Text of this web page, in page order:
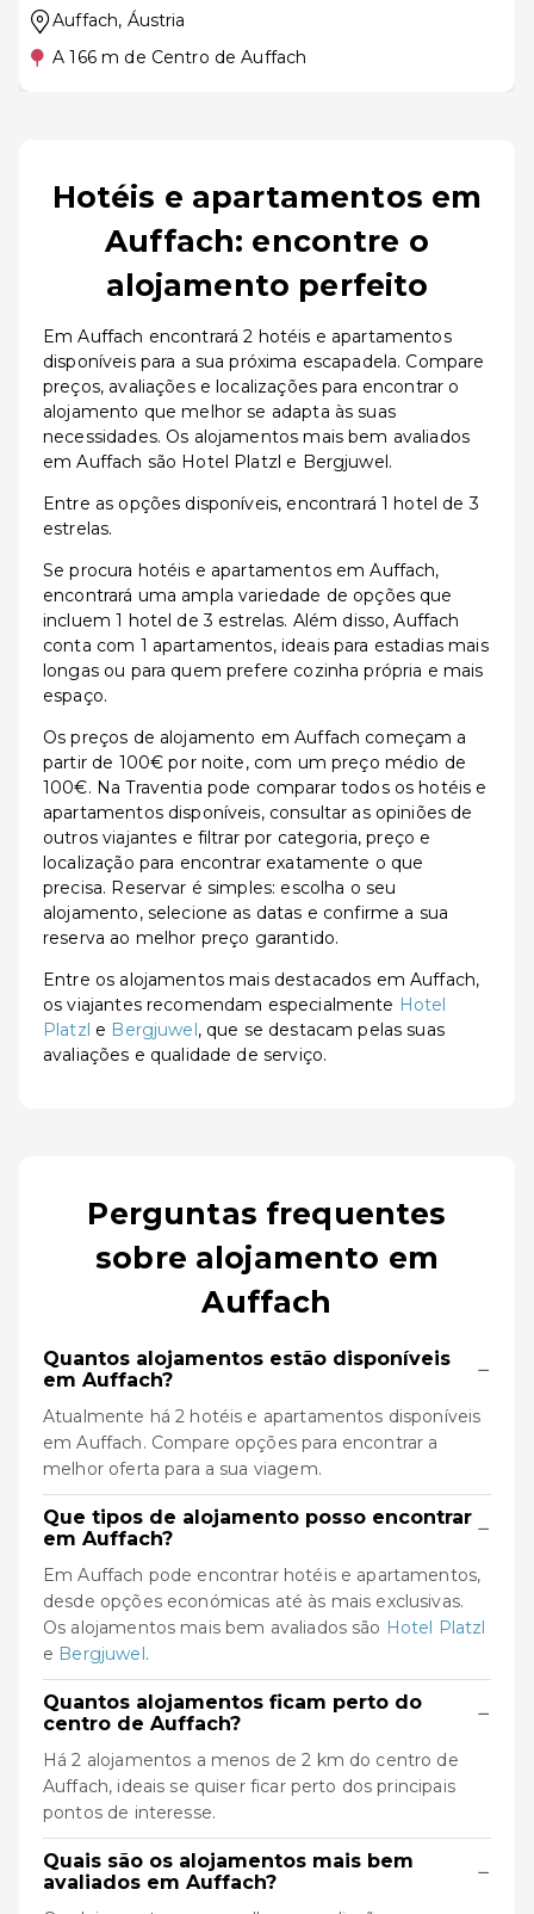
Auffach, Áustria
A 166 m de Centro de Auffach
Hotéis e apartamentos em
Auffach: encontre o
alojamento perfeito
Em Auffach encontrará 2 hotéis e apartamentos
disponíveis para a sua próxima escapadela. Compare
preços, avaliações e localizações para encontrar o
alojamento que melhor se adapta às suas
necessidades. Os alojamentos mais bem avaliados
em Auffach são Hotel Platzl e Bergjuwel.
Entre as opções disponíveis, encontrará 1 hotel de 3
estrelas.
Se procura hotéis e apartamentos em Auffach,
encontrará uma ampla variedade de opções que
incluem 1 hotel de 3 estrelas. Além disso, Auffach
conta com 1 apartamentos, ideais para estadias mais
longas ou para quem prefere cozinha própria e mais
espaço.
Os preços de alojamento em Auffach começam a
partir de 100€ por noite, com um preço médio de
100€. Na Traventia pode comparar todos os hotéis e
apartamentos disponíveis, consultar as opiniões de
outros viajantes e filtrar por categoria, preço e
localização para encontrar exatamente o que
precisa. Reservar é simples: escolha o seu
alojamento, selecione as datas e confirme a sua
reserva ao melhor preço garantido.
Entre os alojamentos mais destacados em Auffach,
os viajantes recomendam especialmente Hotel
Platzl e Bergjuwel, que se destacam pelas suas
avaliações e qualidade de serviço.
Perguntas frequentes
sobre alojamento em
Auffach
Quantos alojamentos estão disponíveis
em Auffach?
−
Atualmente há 2 hotéis e apartamentos disponíveis
em Auffach. Compare opções para encontrar a
melhor oferta para a sua viagem.
Que tipos de alojamento posso encontrar
em Auffach?
−
Em Auffach pode encontrar hotéis e apartamentos,
desde opções económicas até às mais exclusivas.
Os alojamentos mais bem avaliados são Hotel Platzl
e Bergjuwel.
Quantos alojamentos ficam perto do
centro de Auffach?
−
Há 2 alojamentos a menos de 2 km do centro de
Auffach, ideais se quiser ficar perto dos principais
pontos de interesse.
Quais são os alojamentos mais bem
avaliados em Auffach?
−